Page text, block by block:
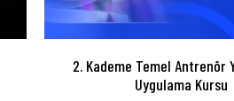
2. Kademe Temel Antrenör
Uygulama Kursu